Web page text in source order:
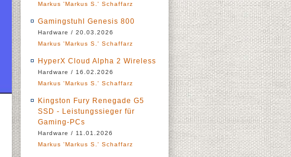
Markus 'Markus S.' Schaffarz
Gamingstuhl Genesis 800
Hardware / 20.03.2026
Markus 'Markus S.' Schaffarz
HyperX Cloud Alpha 2 Wireless
Hardware / 16.02.2026
Markus 'Markus S.' Schaffarz
Kingston Fury Renegade G5
SSD - Leistungssieger für
Gaming-PCs
Hardware / 11.01.2026
Markus 'Markus S.' Schaffarz